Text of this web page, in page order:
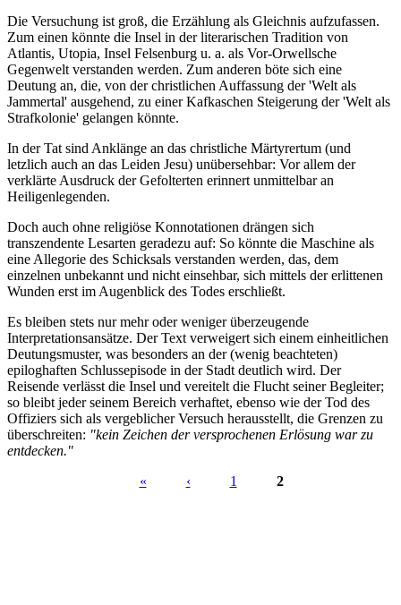
Die Versuchung ist groß, die Erzählung als Gleichnis aufzufassen.
Zum einen könnte die Insel in der literarischen Tradition von
Atlantis, Utopia, Insel Felsenburg u. a. als Vor-Orwellsche
Gegenwelt verstanden werden. Zum anderen böte sich eine
Deutung an, die, von der christlichen Auffassung der 'Welt als
Jammertal' ausgehend, zu einer Kafkaschen Steigerung der 'Welt als
Strafkolonie' gelangen könnte.
In der Tat sind Anklänge an das christliche Märtyrertum (und
letzlich auch an das Leiden Jesu) unübersehbar: Vor allem der
verklärte Ausdruck der Gefolterten erinnert unmittelbar an
Heiligenlegenden.
Doch auch ohne religiöse Konnotationen drängen sich
transzendente Lesarten geradezu auf: So könnte die Maschine als
eine Allegorie des Schicksals verstanden werden, das, dem
einzelnen unbekannt und nicht einsehbar, sich mittels der erlittenen
Wunden erst im Augenblick des Todes erschließt.
Es bleiben stets nur mehr oder weniger überzeugende
Interpretationsansätze. Der Text verweigert sich einem einheitlichen
Deutungsmuster, was besonders an der (wenig beachteten)
epiloghaften Schlussepisode in der Stadt deutlich wird. Der
Reisende verlässt die Insel und vereitelt die Flucht seiner Begleiter;
so bleibt jeder seinem Bereich verhaftet, ebenso wie der Tod des
Offiziers sich als vergeblicher Versuch herausstellt, die Grenzen zu
überschreiten: "kein Zeichen der versprochenen Erlösung war zu
entdecken."
« ‹ 1 2